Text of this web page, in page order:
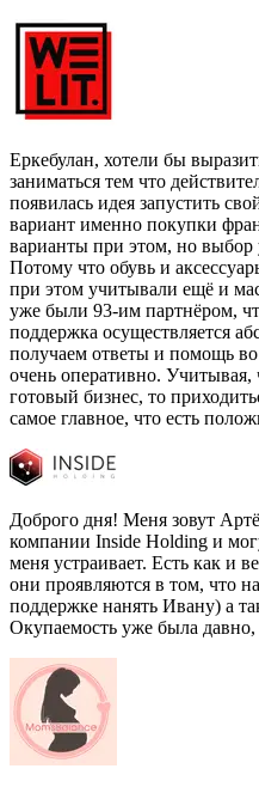
Еркебулан, хотели бы
заниматься тем что
появилась идея запустить
вариант именно покупки
варианты при этом, но
Потому что обувь и
при этом учитывали ещё и
уже были 93-им партнёром,
поддержка осуществляется
получаем ответы и помощь
очень оперативно. Учитывая,
готовый бизнес, то
самое главное, что есть
Доброго дня! Меня зовут
компании Inside Holding и
меня устраивает. Есть как и
они проявляются в том, что
поддержке нанять Ивану) а
Окупаемость уже была давно,